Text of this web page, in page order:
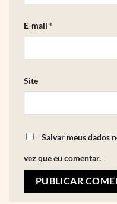
E-mail *
Site
Salvar meus dados
vez que eu comentar.